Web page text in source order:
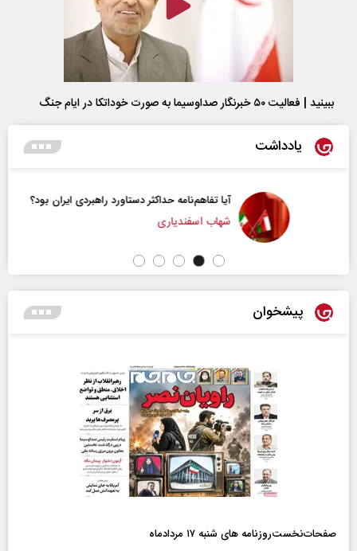
ببینید | فعالیت ۵۰ خبرنگار صداوسیما به صورت خوداتکا در ایام جنگ
یادداشت
آیا تفاهم‌نامه حداکثر دستاورد راهبردی ایران بود؟
شهاب اسفندیاری
پیشخوان
صفحات‌نخست‌روزنامه ها‌ی شنبه ۱۷ مردادماه